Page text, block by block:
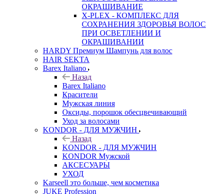
ОКРАШИВАНИЕ
X-PLEX - КОМПЛЕКС ДЛЯ
СОХРАНЕНИЯ ЗДОРОВЬЯ ВОЛОС
ПРИ ОСВЕТЛЕНИИ И
ОКРАШИВАНИИ
HARDY Премиум Шампунь для волос
HAIR SEKTA
Barex Italiano
Назад
Barex Italiano
Красители
Мужская линия
Оксиды, порошок обесцвечивающий
Уход за волосами
KONDOR - ДЛЯ МУЖЧИН
Назад
KONDOR - ДЛЯ МУЖЧИН
KONDOR Мужской
АКСЕСУАРЫ
УХОД
Karseell это больше, чем косметика
JUKE Profession